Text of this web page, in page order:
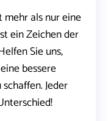
mehr als nur eine
ein Zeichen der
Sie uns,
bessere
Jeder